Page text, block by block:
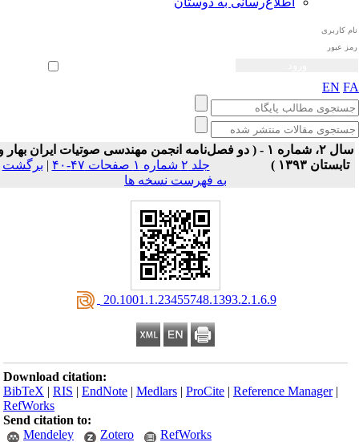
ورود خودکار
EN
سال ۲، شماره ۱ - ( دو فصل‌نامه انجمن مهندسی صوتیات ايران بهار و
تابستان ۱۳۹۳ )
جلد ۲ شماره ۱ صفحات ۴۷-۴۰ | برگشت
به فهرست نسخه ها
‎ 20.1001.1.23455748.1393.2.1.6.9
Download citation:
BibTeX |RIS |EndNote |Medlars |ProCite |Reference Manager
RefWorks
Send citation to:
Mendeley
Zotero RefWorks